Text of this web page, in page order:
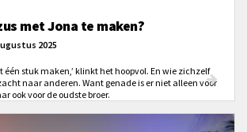
met Jona te maken?
2025
één stuk maken,’ klinkt het hoopvol. En wie zichzelf
naar anderen. Want genade is er niet alleen voor
ook voor de oudste broer.